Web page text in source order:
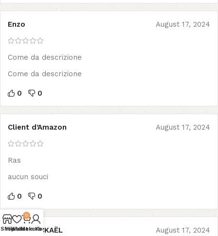
Enzo August 17, 2024
Come da descrizione
Come da descrizione
0 0
Client d’Amazon August 17, 2024
Ras
aucun souci
0 0
HALIS MICKAËL August 17, 2024
Shop
Wishlist
0
Warenkorb
Mein Konto